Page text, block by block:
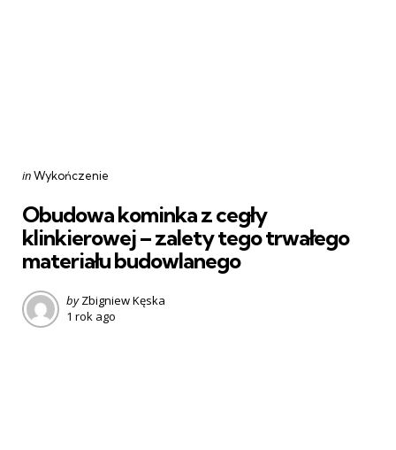
Categories
Posted
inWykończenie
Obudowa kominka z cegły
klinkierowej – zalety tego trwałego
materiału budowlanego
Posted
by
by Zbigniew Kęska
1 rok ago